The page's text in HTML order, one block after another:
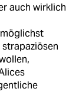
auch wirklich